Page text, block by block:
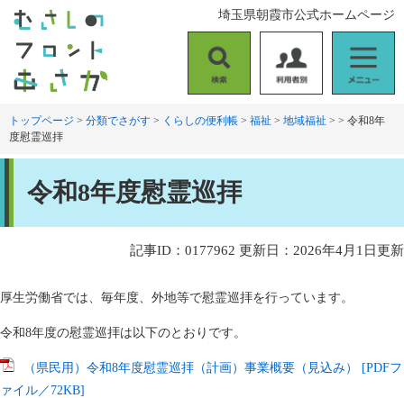
す
。
し
て
索
用
者
ニ
ュ
埼玉県朝霞市公式ホームページ
トップページ > 分類でさがす > くらしの便利帳 > 福祉 > 地域福祉 > > 令和8年
度慰霊巡拝
令和8年度慰霊巡拝
記事ID：0177962 更新日：2026年4月1日更新
厚生労働省では、毎年度、外地等で慰霊巡拝を行っています。
令和8年度の慰霊巡拝は以下のとおりです。
（県民用）令和8年度慰霊巡拝（計画）事業概要（見込み） [PDFフ
ァイル／72KB]